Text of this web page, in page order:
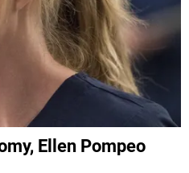
Ellen Pompeo